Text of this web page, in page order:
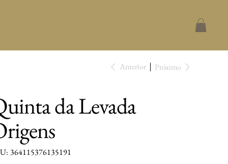
Anterior Próximo
da Levada
SKU
364115376135191
364115376135191